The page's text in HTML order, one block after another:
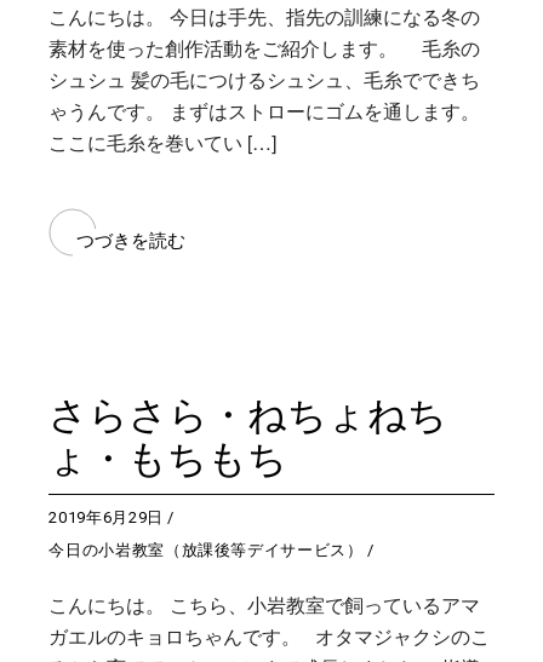
こんにちは。 今日は手先、指先の訓練になる冬の
素材を使った創作活動をご紹介します。 毛糸の
シュシュ 髪の毛につけるシュシュ、毛糸でできち
ゃうんです。 まずはストローにゴムを通します。
ここに毛糸を巻いてい […]
つづきを読む
さらさら・ねちょねち
ょ・もちもち
2019年6月29日
今日の小岩教室（放課後等デイサービス）
こんにちは。 こちら、小岩教室で飼っているアマ
ガエルのキョロちゃんです。 オタマジャクシのこ